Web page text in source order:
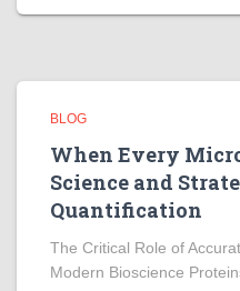
BLOG
When Every
Science and
Quantification
The Critical Role of
Modern Bioscience